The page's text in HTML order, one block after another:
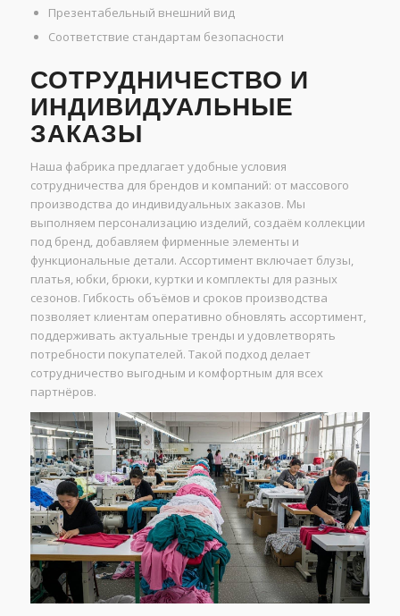
Презентабельный внешний вид
Соответствие стандартам безопасности
СОТРУДНИЧЕСТВО И
ИНДИВИДУАЛЬНЫЕ
ЗАКАЗЫ
Наша фабрика предлагает удобные условия
сотрудничества для брендов и компаний: от массового
производства до индивидуальных заказов. Мы
выполняем персонализацию изделий, создаём коллекции
под бренд, добавляем фирменные элементы и
функциональные детали. Ассортимент включает блузы,
платья, юбки, брюки, куртки и комплекты для разных
сезонов. Гибкость объёмов и сроков производства
позволяет клиентам оперативно обновлять ассортимент,
поддерживать актуальные тренды и удовлетворять
потребности покупателей. Такой подход делает
сотрудничество выгодным и комфортным для всех
партнёров.